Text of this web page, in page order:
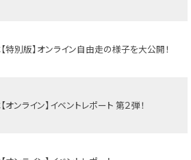
特別版】オンライン自由走の様子を大公開！
オンライン】イベントレポート 第２弾！